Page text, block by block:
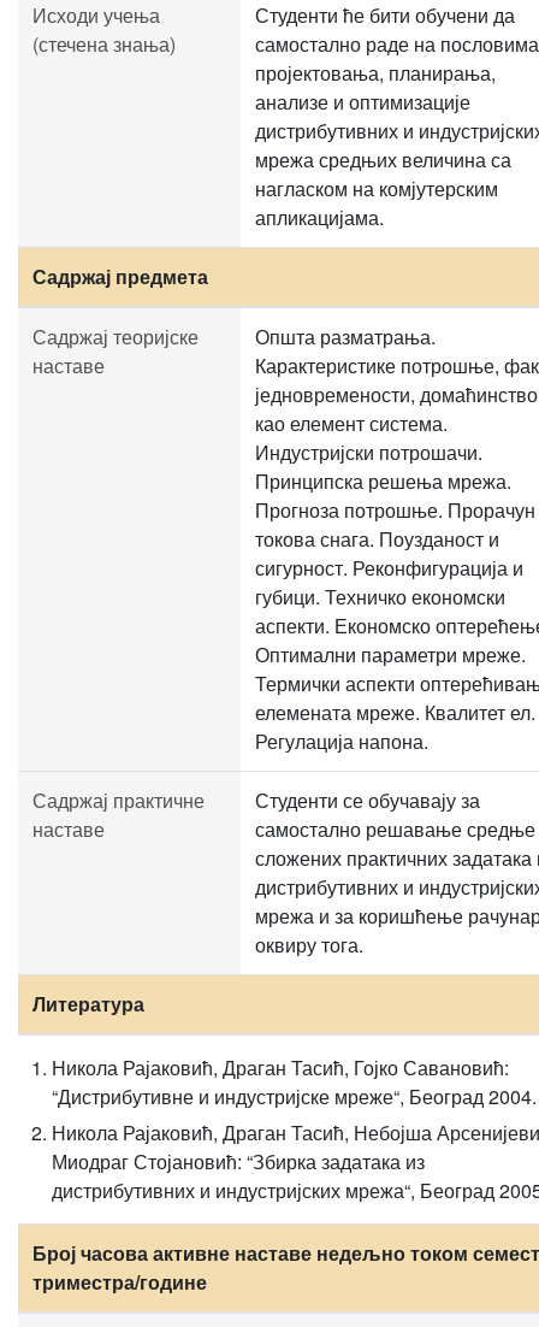
Исходи учења
(стечена знања)
Студенти ће бити обучени да
самостално раде на пословима
пројектовања, планирања,
анализе и оптимизације
дистрибутивних и
мрежа средњих величина са
нагласком на комјутерским
апликацијама.
Садржај предмета
Садржај теоријске
наставе
Општа разматрања.
Карактеристике потрошње,
једновремености, домаћинство
као елемент система.
Индустријски потрошачи.
Принципска решења мрежа.
Прогноза потрошње. Прорачун
токова снага. Поузданост и
сигурност. Реконфигурација и
губици. Техничко економски
аспекти. Економско
Оптимални параметри мреже.
Термички аспекти
елемената мреже. Квалитет
Регулација напона.
Садржај практичне
наставе
Студенти се обучавају за
самостално решавање средње
сложених практичних задатака
дистрибутивних и
мрежа и за коришћење
оквиру тога.
Литература
Никола Рајаковић, Драган Тасић, Гојко Савановић:
“Дистрибутивне и индустријске мреже“, Београд 2004.
Никола Рајаковић, Драган Тасић, Небојша
Миодраг Стојановић: “Збирка задатака из
дистрибутивних и индустријских мрежа“, Београд
Број часова активне наставе недељно током
триместра/године